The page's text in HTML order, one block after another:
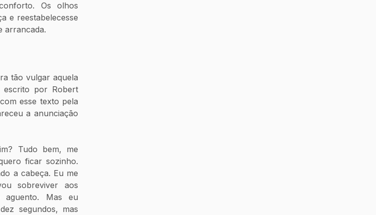
Os olhos
e reestabelecesse
arrancada.
tão vulgar aquela
escrito por Robert
esse texto pela
a anunciação
Tudo bem, me
ficar sozinho.
a cabeça. Eu me
sobreviver aos
aguento. Mas eu
segundos, mas